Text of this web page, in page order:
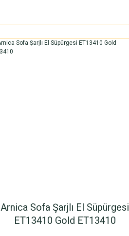
Arnica Sofa Şarjlı El Süpürgesi
ET13410 Gold ET13410